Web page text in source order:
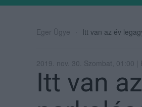
Eger Ügye Itt van az év
2019. nov. 30. Szombat, 01:00 |
Itt van